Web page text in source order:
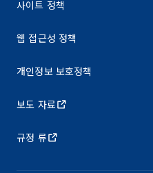
사이트 정책
웹 접근성 정책
개인정보 보호정책
보도 자료
규정 류